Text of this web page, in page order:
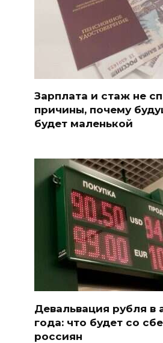
Зарплата и стаж не
причины, почему
будет маленькой
Девальвация рубля в
года: что будет со
россиян